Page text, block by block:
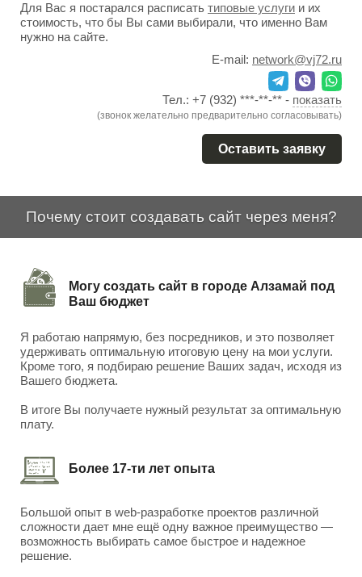
Для Вас я постарался расписать типовые услуги и их
стоимость, что бы Вы сами выбирали, что именно Вам
нужно на сайте.
E-mail: network@vj72.ru
Тел.: +7 (932) ***-**-** - показать
(звонок желательно предварительно согласовывать)
Оставить заявку
Почему стоит создавать сайт через меня?
Могу создать сайт в городе Алзамай под
Ваш бюджет
Я работаю напрямую, без посредников, и это позволяет
удерживать оптимальную итоговую цену на мои услуги.
Кроме того, я подбираю решение Ваших задач, исходя из
Вашего бюджета.
В итоге Вы получаете нужный результат за оптимальную
плату.
Более 17-ти лет опыта
Большой опыт в web-разработке проектов различной
сложности дает мне ещё одну важное преимущество —
возможность выбирать самое быстрое и надежное
решение.